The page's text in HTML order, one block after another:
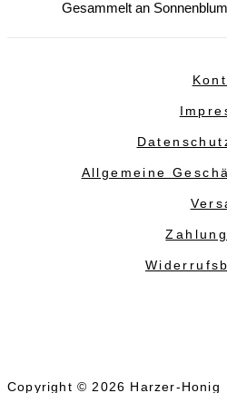
Gesammelt an
Allgemeine
Copyright © 2026 Harzer-Honig